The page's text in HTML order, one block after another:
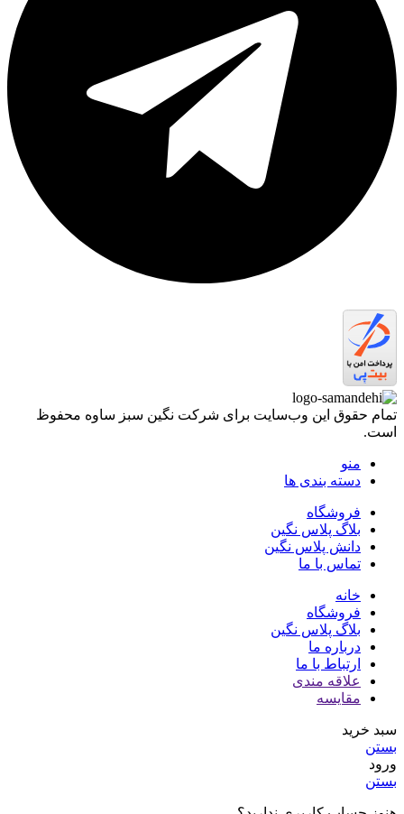
تمام حقوق اين وب‌سايت برای شرکت نگین سبز ساوه محفوظ
است.
منو
دسته بندی ها
فروشگاه
بلاگ پلاس نگین
دانش پلاس نگین
تماس با ما
خانه
فروشگاه
بلاگ پلاس نگین
درباره ما
ارتباط با ما
علاقه مندی
مقایسه
سبد خرید
بستن
ورود
بستن